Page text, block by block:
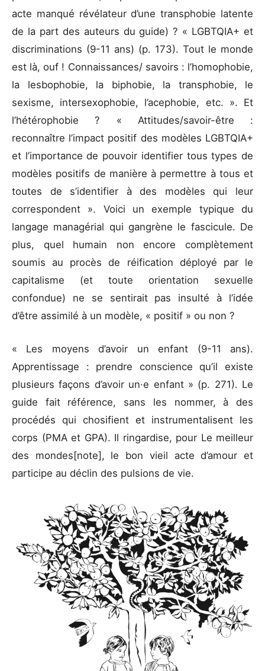
acte manqué révélateur d’une transphobie latente
de la part des auteurs du guide) ? « LGBTQIA+ et
discriminations (9-11 ans) (p. 173). Tout le monde
est là, ouf ! Connaissances/ savoirs : l’homophobie,
la lesbophobie, la biphobie, la transphobie, le
sexisme, intersexophobie, l’acephobie, etc. ». Et
l’hétérophobie ? « Attitudes/savoir-être :
reconnaître l’impact positif des modèles LGBTQIA+
et l’importance de pouvoir identifier tous types de
modèles positifs de manière à permettre à tous et
toutes de s’identifier à des modèles qui leur
correspondent ». Voici un exemple typique du
langage managérial qui gangrène le fascicule. De
plus, quel humain non encore complètement
soumis au procès de réification déployé par le
capitalisme (et toute orientation sexuelle
confondue) ne se sentirait pas insulté à l’idée
d’être assimilé à un modèle, « positif » ou non ?
« Les moyens d’avoir un enfant (9-11 ans).
Apprentissage : prendre conscience qu’il existe
plusieurs façons d’avoir un·e enfant » (p. 271). Le
guide fait référence, sans les nommer, à des
procédés qui chosifient et instrumentalisent les
corps (PMA et GPA). Il ringardise, pour Le meilleur
des mondes[note], le bon vieil acte d’amour et
participe au déclin des pulsions de vie.